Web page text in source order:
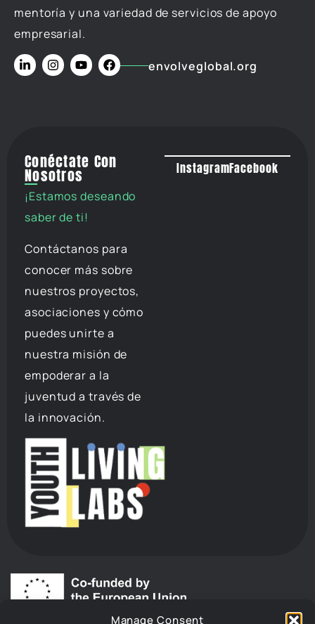
Manage Consent
mentoría y una variedad de servicios de apoyo
empresarial.
envolveglobal.org
Conéctate Con
Nosotros
¡Estamos deseando
saber de ti!
Contáctanos para
conocer más sobre
nuestros proyectos,
asociaciones y cómo
puedes unirte a
nuestra misión de
empoderar a la
juventud a través de
la innovación.
InstagramFacebook
Financiado por la Unión Europea. Las opiniones y puntos de